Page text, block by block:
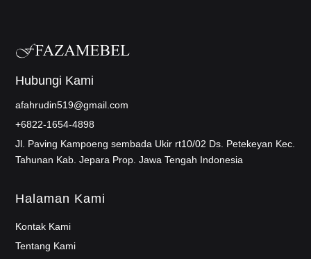
Hubungi Kami
afahrudin519@gmail.com
+6822-1654-4898
Jl. Paving Kampoeng sembada Ukir rt10/02 Ds. Petekeyan Kec.
Tahunan Kab. Jepara Prop. Jawa Tengah Indonesia
Halaman Kami
Kontak Kami
Tentang Kami